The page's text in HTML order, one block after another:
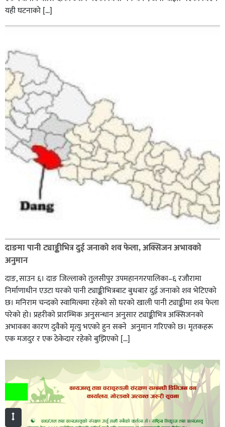
यही घटनाको […]
दाङमा पानी ट्याङ्कीभित्र दुई जनाको शव फेला, अक्सिजन अभावकाे
अनुमान
दाङ, साउन ६। दाङ जिल्लाको तुलसीपुर उपमहानगरपालिका–६ रजौरामा
निर्माणाधीन एउटा घरको पानी ट्याङ्कीभित्रबाट बुधबार दुई जनाको शव भेटिएको
छ। मनिराम चन्दको स्वामित्वमा रहेको सो घरको खाली पानी ट्याङ्कीमा शव फेला
परेको हो। प्रहरीकाे प्रारम्भिक अनुसन्धान अनुसार ट्याङ्कीभित्र अक्सिजनको
अभावका कारण दुवैको मृत्यु भएको हुन सक्ने अनुमान गरिएको छ। मृतकहरू
एक मजदुर र एक ठेकेदार रहेको बुझिएको […]